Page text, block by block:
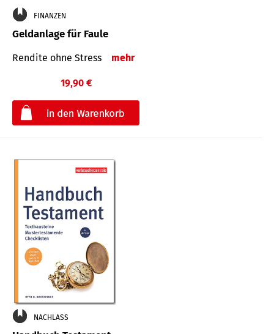
FINANZEN
Geldanlage für Faule
Rendite ohne Stress mehr
19,90 €
NACHLASS